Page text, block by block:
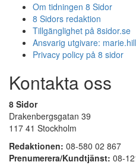
Om tidningen 8 Sidor
8 Sidors redaktion
Tillgänglighet på 8sidor.se
Ansvarig utgivare:
Privacy policy på 8 sidor
Kontakta oss
8 Sidor
Drakenbergsgatan 39
117 41 Stockholm
Redaktionen: 08-580 02 867
Prenumerera/Kundtjänst: 08-